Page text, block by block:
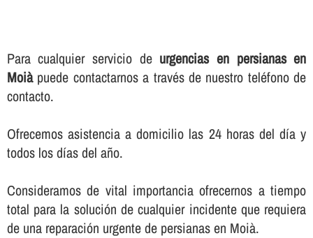
Para cualquier servicio de urgencias en persianas en
Moiàpuede contactarnos a través de nuestro teléfono de
contacto.
Ofrecemos asistencia a domicilio las 24 horas del dí­a y
todos los dí­as del año.
Consideramos de vital importancia ofrecernos a tiempo
total para la solución de cualquier incidente que requiera
de una reparación urgente de persianas en Moià.